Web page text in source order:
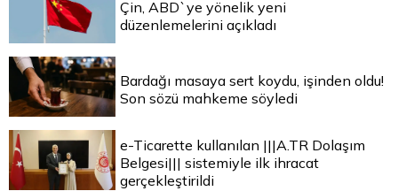
Çin, ABD`ye yönelik yeni
düzenlemelerini açıkladı
Bardağı masaya sert koydu, işinden oldu!
Son sözü mahkeme söyledi
e-Ticarette kullanılan |||A.TR Dolaşım
Belgesi||| sistemiyle ilk ihracat
gerçekleştirildi